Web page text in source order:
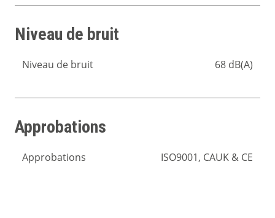
Niveau de bruit
Niveau de bruit 68 dB(A)
Approbations
Approbations ISO9001, CAUK & CE